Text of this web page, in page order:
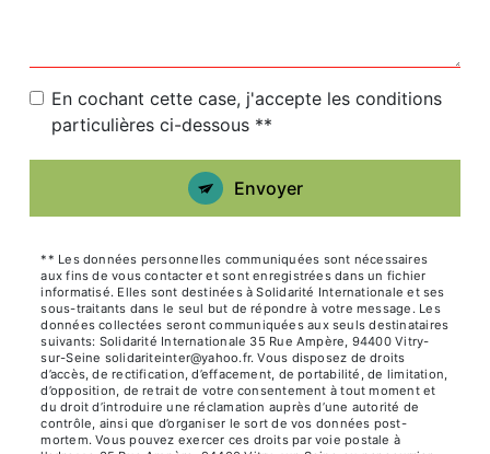
En cochant cette case, j'accepte les conditions
particulières ci-dessous **
Envoyer
** Les données personnelles communiquées sont nécessaires
aux fins de vous contacter et sont enregistrées dans un fichier
informatisé. Elles sont destinées à Solidarité Internationale et ses
sous-traitants dans le seul but de répondre à votre message. Les
données collectées seront communiquées aux seuls destinataires
suivants: Solidarité Internationale 35 Rue Ampère, 94400 Vitry-
sur-Seine solidariteinter@yahoo.fr. Vous disposez de droits
d’accès, de rectification, d’effacement, de portabilité, de limitation,
d’opposition, de retrait de votre consentement à tout moment et
du droit d’introduire une réclamation auprès d’une autorité de
contrôle, ainsi que d’organiser le sort de vos données post-
mortem. Vous pouvez exercer ces droits par voie postale à